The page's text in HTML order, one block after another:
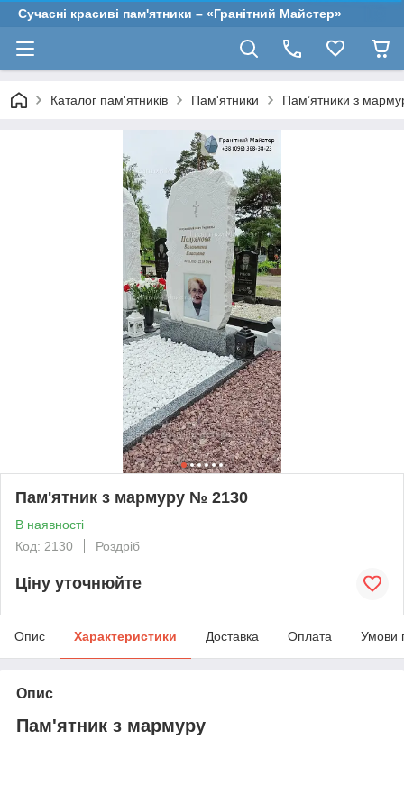
Сучасні красиві пам'ятники – «Гранітний Майстер»
Каталог пам'ятників Пам'ятники Пам’ятники з
Пам'ятник з мармуру № 2130
В наявності
Код: 2130
Роздріб
Ціну уточнюйте
Опис Характеристики Доставка Оплата Умови
Опис
Пам'ятник з мармуру